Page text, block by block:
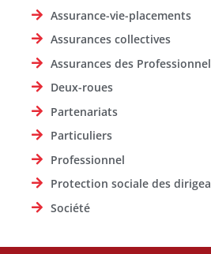
Assurance-vie-placements
Assurances collectives
Assurances des
Deux-roues
Partenariats
Particuliers
Professionnel
Protection sociale des
Société